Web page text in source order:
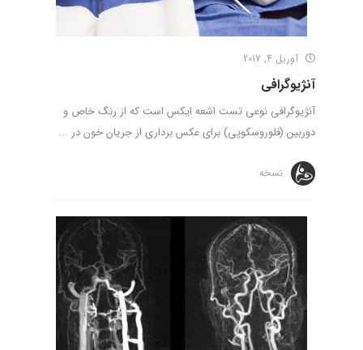
آوریل 4, 2017
آنژیوگرافی
آنژیوگرافی نوعی تست اشعه ایکس است که از رنگ خاص و
دوربین (فلوروسکوپی) برای عکس برداری از جریان خون در ...
نسخه